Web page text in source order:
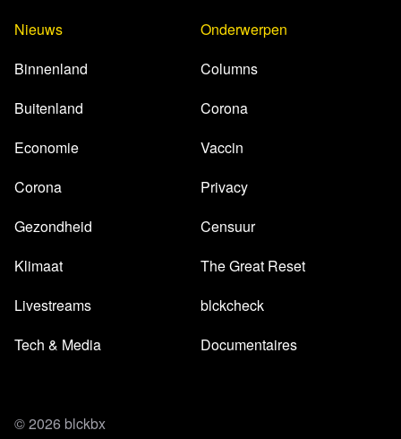
Nieuws
Binnenland
Buitenland
Economie
Corona
Gezondheid
Klimaat
Livestreams
Tech & Media
Onderwerpen
Columns
Corona
Vaccin
Privacy
Censuur
The Great Reset
blckcheck
Documentaires
© 2026 blckbx